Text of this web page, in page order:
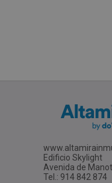
Edificio Skylight
Avenida de
Tel.: 914 842 874